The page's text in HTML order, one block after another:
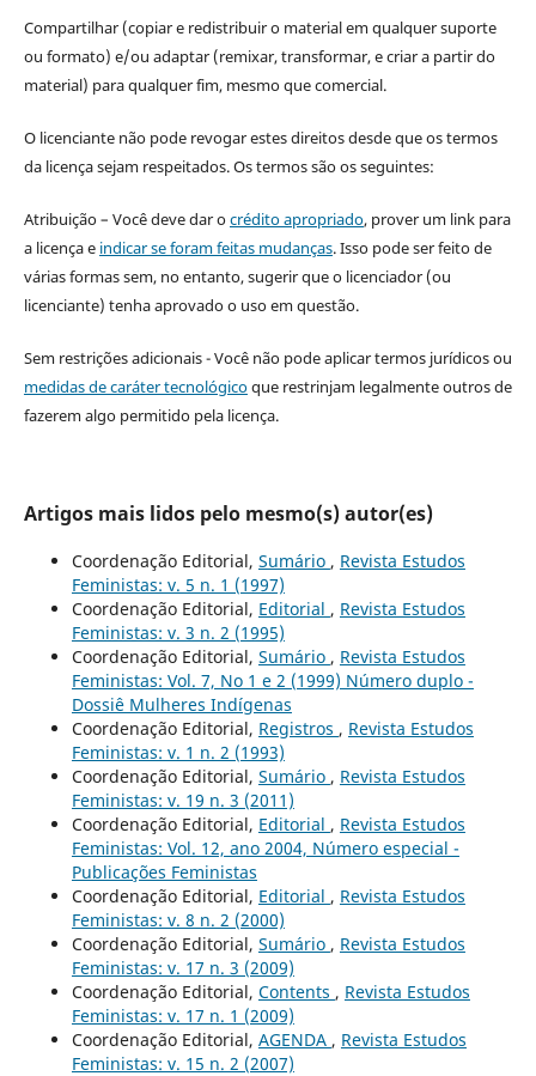
Compartilhar (copiar e redistribuir o material em qualquer suporte
ou formato) e/ou adaptar (remixar, transformar, e criar a partir do
material) para qualquer fim, mesmo que comercial.
O licenciante não pode revogar estes direitos desde que os termos
da licença sejam respeitados. Os termos são os seguintes:
Atribuição – Você deve dar ocrédito apropriado, prover um link para
a licença e indicar se foram feitas mudanças. Isso pode ser feito de
várias formas sem, no entanto, sugerir que o licenciador (ou
licenciante) tenha aprovado o uso em questão.
Sem restrições adicionais - Você não pode aplicar termos jurídicos ou
medidas de caráter tecnológicoque restrinjam legalmente outros de
fazerem algo permitido pela licença.
Artigos mais lidos pelo mesmo(s) autor(es)
Coordenação Editorial, Sumário , Revista Estudos
Feministas: v. 5 n. 1 (1997)
Coordenação Editorial, Editorial , Revista Estudos
Feministas: v. 3 n. 2 (1995)
Coordenação Editorial, Sumário , Revista Estudos
Feministas: Vol. 7, No 1 e 2 (1999) Número duplo -
Dossiê Mulheres Indígenas
Coordenação Editorial, Registros , Revista Estudos
Feministas: v. 1 n. 2 (1993)
Coordenação Editorial, Sumário , Revista Estudos
Feministas: v. 19 n. 3 (2011)
Coordenação Editorial, Editorial , Revista Estudos
Feministas: Vol. 12, ano 2004, Número especial -
Publicações Feministas
Coordenação Editorial, Editorial , Revista Estudos
Feministas: v. 8 n. 2 (2000)
Coordenação Editorial, Sumário , Revista Estudos
Feministas: v. 17 n. 3 (2009)
Coordenação Editorial, Contents , Revista Estudos
Feministas: v. 17 n. 1 (2009)
Coordenação Editorial, AGENDA , Revista Estudos
Feministas: v. 15 n. 2 (2007)